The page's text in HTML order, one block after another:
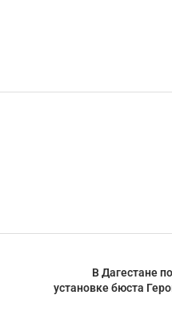
В Дагестане
установке бюста